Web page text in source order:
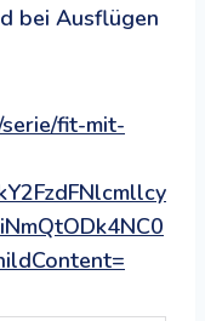
bei Ausflügen
fit-mit-